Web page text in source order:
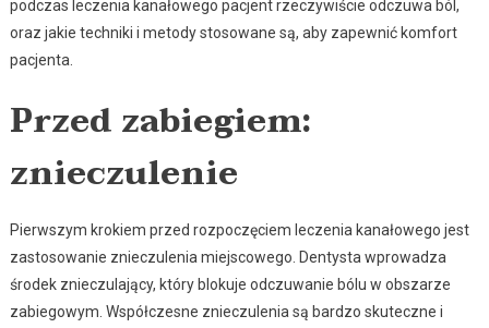
podczas leczenia kanałowego pacjent rzeczywiście odczuwa ból,
oraz jakie techniki i metody stosowane są, aby zapewnić komfort
pacjenta.
Przed zabiegiem:
znieczulenie
Pierwszym krokiem przed rozpoczęciem leczenia kanałowego jest
zastosowanie znieczulenia miejscowego. Dentysta wprowadza
środek znieczulający, który blokuje odczuwanie bólu w obszarze
zabiegowym. Współczesne znieczulenia są bardzo skuteczne i